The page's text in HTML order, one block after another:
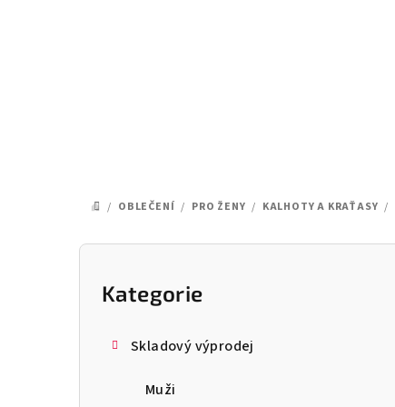
DOMŮ
/ OBLEČENÍ / PRO ŽENY / KALHOTY A KRAŤASY /
P
Přeskočit
kategorie
Kategorie
Skladový výprodej
Muži